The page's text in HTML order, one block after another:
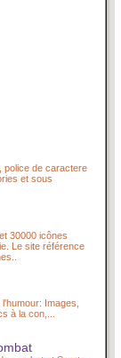
police de caractere
et sous
30000 icônes
Le site référence
Images,
à la con,...